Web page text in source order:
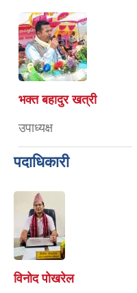
भक्त बहादुर खत्री
उपाध्यक्ष
पदाधिकारी
विनोद पोखरेल